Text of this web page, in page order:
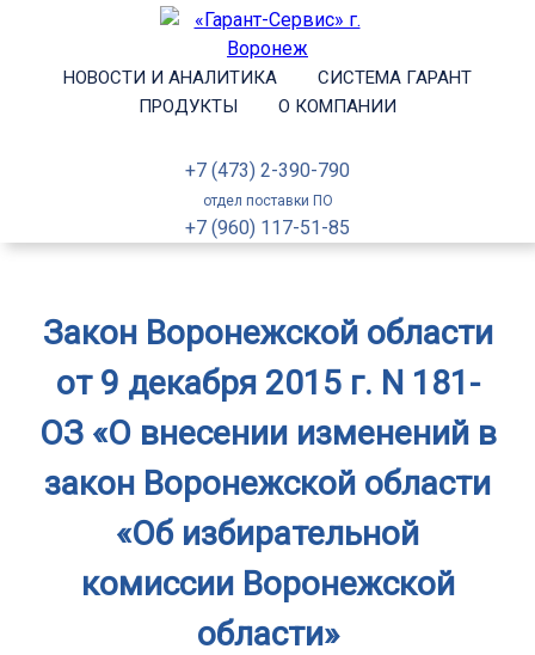
НОВОСТИ И АНАЛИТИКА
СИСТЕМА ГАРАНТ
ПРОДУКТЫ
О КОМПАНИИ
+7 (473) 2-390-790
отдел поставки ПО
+7 (960) 117-51-85
Закон Воронежской области
от 9 декабря 2015 г. N 181-
ОЗ «О внесении изменений в
закон Воронежской области
«Об избирательной
комиссии Воронежской
области»